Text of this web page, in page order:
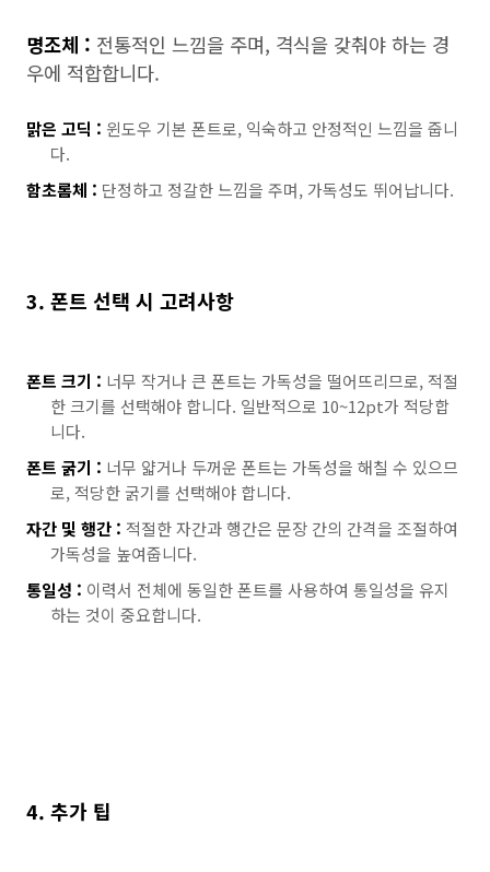
명조체 : 전통적인 느낌을 주며, 격식을 갖춰야 하는 경
우에 적합합니다.
맑은 고딕 : 윈도우 기본 폰트로, 익숙하고 안정적인 느낌을 줍니
다.
함초롬체 : 단정하고 정갈한 느낌을 주며, 가독성도 뛰어납니다.
3. 폰트 선택 시 고려사항
폰트 크기 : 너무 작거나 큰 폰트는 가독성을 떨어뜨리므로, 적절
한 크기를 선택해야 합니다. 일반적으로 10~12pt가 적당합
니다.
폰트 굵기 : 너무 얇거나 두꺼운 폰트는 가독성을 해칠 수 있으므
로, 적당한 굵기를 선택해야 합니다.
자간 및 행간 : 적절한 자간과 행간은 문장 간의 간격을 조절하여
가독성을 높여줍니다.
통일성 : 이력서 전체에 동일한 폰트를 사용하여 통일성을 유지
하는 것이 중요합니다.
4. 추가 팁